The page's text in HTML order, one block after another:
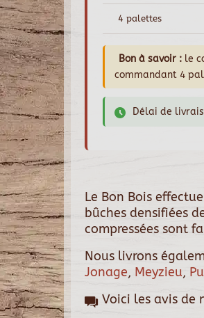
4 palettes
Bon à savoir : le
commandant 4
Délai de
Le Bon Bois
bûches densifiées
compressées sont
Nous livrons
Jonage, Meyzieu,
Voici les avis de